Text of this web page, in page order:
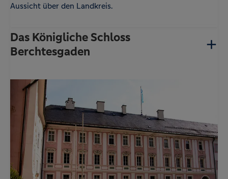
Aussicht über den Landkreis.
Das Königliche Schloss
Berchtesgaden